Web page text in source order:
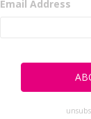
Email Address